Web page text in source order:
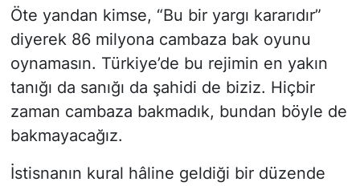
Öte yandan kimse, “Bu bir yargı kararıdır”
diyerek 86 milyona cambaza bak oyunu
oynamasın. Türkiye’de bu rejimin en yakın
tanığı da sanığı da şahidi de biziz. Hiçbir
zaman cambaza bakmadık, bundan böyle de
bakmayacağız.
İstisnanın kural hâline geldiği bir düzende